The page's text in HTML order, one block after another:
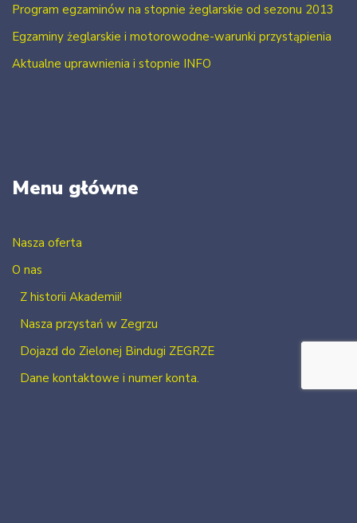
Program egzaminów na stopnie żeglarskie od sezonu 2013
Egzaminy żeglarskie i motorowodne-warunki przystąpienia
Aktualne uprawnienia i stopnie INFO
Menu główne
Nasza oferta
O nas
Z historii Akademii!
Nasza przystań w Zegrzu
Dojazd do Zielonej Bindugi ZEGRZE
Dane kontaktowe i numer konta.